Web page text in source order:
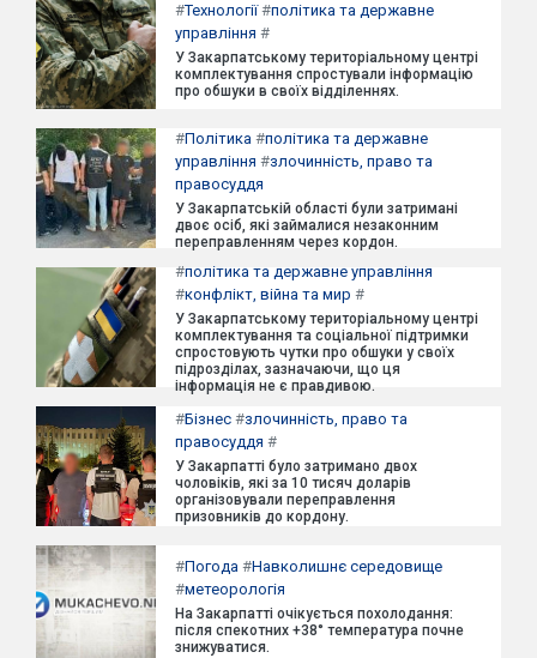
#Технології#політика та державне
управління #
У Закарпатському територіальному центрі
комплектування спростували інформацію
про обшуки в своїх відділеннях.
#Політика #політика та державне
управління #злочинність, право та
правосуддя
У Закарпатській області були затримані
двоє осіб, які займалися незаконним
переправленням через кордон.
#політика та державне управління
#конфлікт, війна та мир #
У Закарпатському територіальному центрі
комплектування та соціальної підтримки
спростовують чутки про обшуки у своїх
підрозділах, зазначаючи, що ця
інформація не є правдивою.
#Бізнес #злочинність, право та
правосуддя #
У Закарпатті було затримано двох
чоловіків, які за 10 тисяч доларів
організовували переправлення
призовників до кордону.
#Погода #Навколишнє середовище
#метеорологія
На Закарпатті очікується похолодання:
після спекотних +38° температура почне
знижуватися.